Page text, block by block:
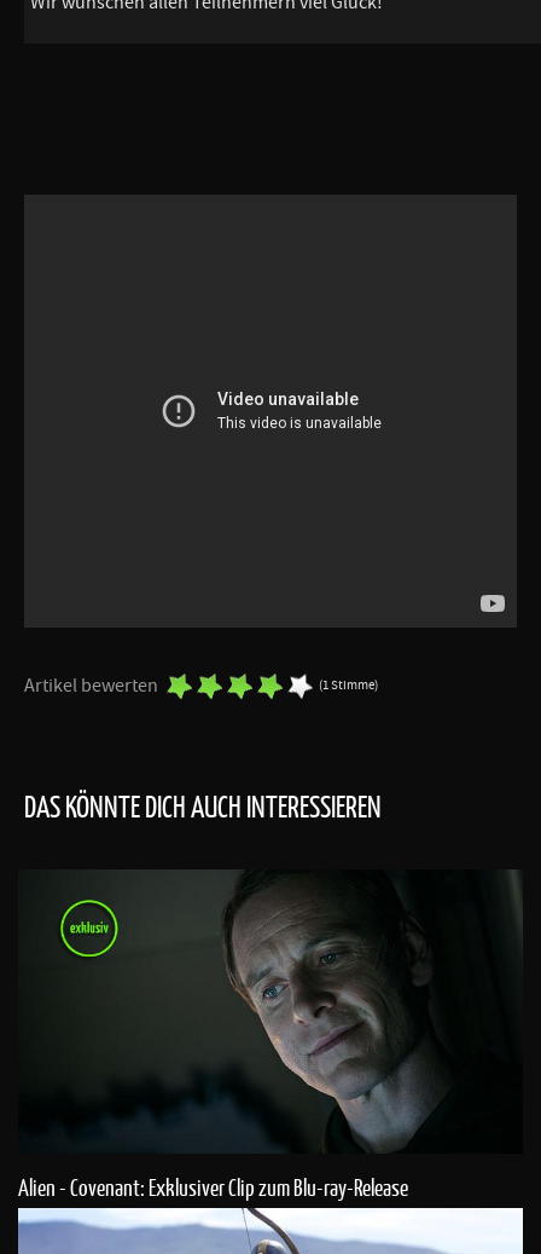
Artikel bewerten (1 Stimme)
DAS KÖNNTE DICH AUCH INTERESSIEREN
Alien - Covenant: Exklusiver Clip zum Blu-ray-Release